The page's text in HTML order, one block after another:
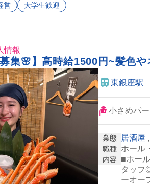
営 大学生歓迎
情報
集🌸】高時給1500円~髪色
東銀座駅
小さめパ
業態 居酒屋 ,
職種 ホール
内容
■ホー
タッフ
ーオー